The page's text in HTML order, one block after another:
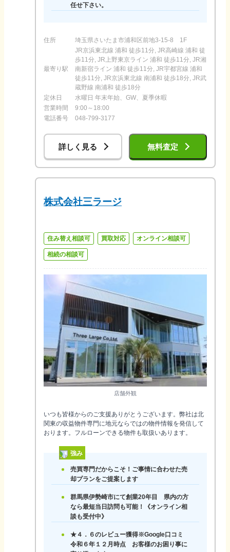
任せ下さい。
住所 埼玉県さいたま市浦和区前地3-15-8 1F
最寄り駅
JR京浜東北線 浦和 徒歩11分, JR高崎線 浦和 徒
歩11分, JR上野東京ライン 浦和 徒歩11分, JR湘
南新宿ライン 浦和 徒歩11分, JR宇都宮線 浦和
徒歩11分, JR京浜東北線 南浦和 徒歩18分, JR武
蔵野線 南浦和 徒歩18分
定休日
水曜日 年末年始、GW、夏季休暇
営業時間
9:00～18:00
電話番号
048-799-3177
詳しく見る 無料査定
株式会社三ラージ
住み替え相談可 買取対応 オンライン相談可
相続の相談可
店舗外観
いつも皆様からのご支援ありがとうございます。弊社は北
関東の収益物件専門に地元ならではの物件情報を発信して
おります。フルローンできる物件も取扱いあります。
強み
売買専門だからこそ！ご事情に合わせた売
却プランをご提案します
群馬県伊勢崎市にて創業20年目 県内の方
なら最短当日訪問も可能！《オンライン相
談も受付中》
★４．６のレビュー獲得※Google口コミ
令和６年１２月時点 お客様のお困り事に